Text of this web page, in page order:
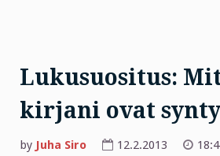
Lukusuositus:
kirjani ovat
by Juha Siro 12.2.2013